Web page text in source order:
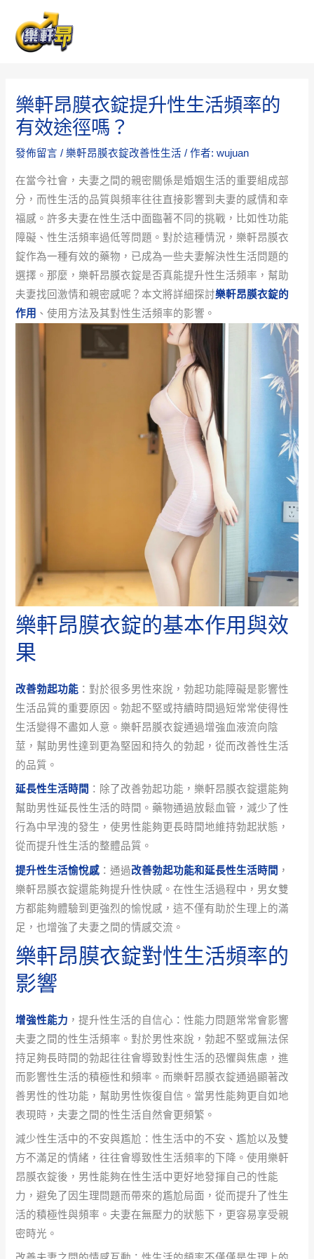
樂軒昂膜衣錠提升性生活頻率的
有效途徑嗎？
發佈留言 /樂軒昂膜衣錠改善性生活 / 作者:wujuan
在當今社會，夫妻之間的親密關係是婚姻生活的重要組成部
分，而性生活的品質與頻率往往直接影響到夫妻的感情和幸
福感。許多夫妻在性生活中面臨著不同的挑戰，比如性功能
障礙、性生活頻率過低等問題。對於這種情況，樂軒昂膜衣
錠作為一種有效的藥物，已成為一些夫妻解決性生活問題的
選擇。那麼，樂軒昂膜衣錠是否真能提升性生活頻率，幫助
夫妻找回激情和親密感呢？本文將詳細探討樂軒昂膜衣錠的
作用 、使用方法及其對性生活頻率的影響。
樂軒昂膜衣錠的基本作用與效
果
改善勃起功能 ：對於很多男性來說，勃起功能障礙是影響性
生活品質的重要原因。勃起不堅或持續時間過短常常使得性
生活變得不盡如人意。樂軒昂膜衣錠通過增強血液流向陰
莖，幫助男性達到更為堅固和持久的勃起，從而改善性生活
的品質。
延長性生活時間 ：除了改善勃起功能，樂軒昂膜衣錠還能夠
幫助男性延長性生活的時間。藥物通過放鬆血管，減少了性
行為中早洩的發生，使男性能夠更長時間地維持勃起狀態，
從而提升性生活的整體品質。
提升性生活愉悅感 ：通過改善勃起功能和延長性生活時間 ，
樂軒昂膜衣錠還能夠提升性快感。在性生活過程中，男女雙
方都能夠體驗到更強烈的愉悅感，這不僅有助於生理上的滿
足，也增強了夫妻之間的情感交流。
樂軒昂膜衣錠對性生活頻率的
影響
增強性能力 ，提升性生活的自信心：性能力問題常常會影響
夫妻之間的性生活頻率。對於男性來說，勃起不堅或無法保
持足夠長時間的勃起往往會導致對性生活的恐懼與焦慮，進
而影響性生活的積極性和頻率。而樂軒昂膜衣錠通過顯著改
善男性的性功能，幫助男性恢復自信。當男性能夠更自如地
表現時，夫妻之間的性生活自然會更頻繁。
減少性生活中的不安與尷尬：性生活中的不安、尷尬以及雙
方不滿足的情緒，往往會導致性生活頻率的下降。使用樂軒
昂膜衣錠後，男性能夠在性生活中更好地發揮自己的性能
力，避免了因生理問題而帶來的尷尬局面，從而提升了性生
活的積極性與頻率。夫妻在無壓力的狀態下，更容易享受親
密時光。
navigation